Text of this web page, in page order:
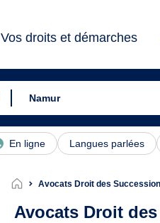
Vos droits et démarches
En ligne Langues parlées
Avocats Droit des
Avocats Droit